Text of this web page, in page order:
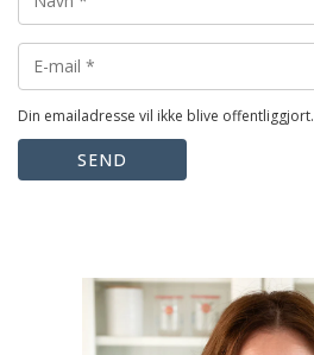
Din emailadresse vil ikke blive offentliggjort.
SEND